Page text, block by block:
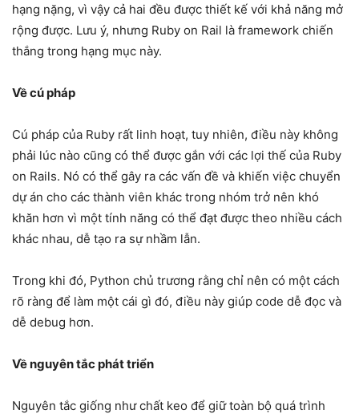
hạng nặng, vì vậy cả hai đều được thiết kế với khả năng mở
rộng được. Lưu ý, nhưng Ruby on Rail là framework chiến
thắng trong hạng mục này.
Về cú pháp
Cú pháp của Ruby rất linh hoạt, tuy nhiên, điều này không
phải lúc nào cũng có thể được gắn với các lợi thế của Ruby
on Rails. Nó có thể gây ra các vấn đề và khiến việc chuyển
dự án cho các thành viên khác trong nhóm trở nên khó
khăn hơn vì một tính năng có thể đạt được theo nhiều cách
khác nhau, dễ tạo ra sự nhầm lẫn.
Trong khi đó, Python chủ trương rằng chỉ nên có một cách
rõ ràng để làm một cái gì đó, điều này giúp code dễ đọc và
dễ debug hơn.
Về nguyên tắc phát triển
Nguyên tắc giống như chất keo để giữ toàn bộ quá trình